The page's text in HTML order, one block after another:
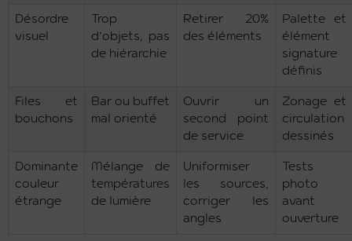
Désordre
visuel
Trop
d’objets, pas
de hiérarchie
Retirer 20%
des éléments
Palette et
élément
signature
définis
Files et
bouchons
Bar ou buffet
mal orienté
Ouvrir un
second point
de service
Zonage et
circulation
dessinés
Dominante
couleur
étrange
Mélange de
températures
de lumière
Uniformiser
les sources,
corriger les
angles
Tests
photo
avant
ouverture